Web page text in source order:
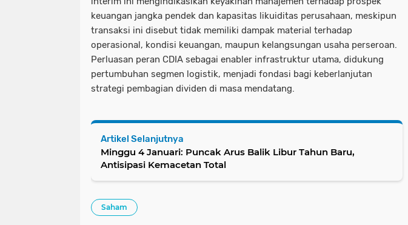
keuangan jangka pendek dan kapasitas likuiditas perusahaan, meskipun
transaksi ini disebut tidak memiliki dampak material terhadap
operasional, kondisi keuangan, maupun kelangsungan usaha perseroan.
Perluasan peran CDIA sebagai enabler infrastruktur utama, didukung
pertumbuhan segmen logistik, menjadi fondasi bagi keberlanjutan
strategi pembagian dividen di masa mendatang.
Artikel Selanjutnya
Minggu 4 Januari: Puncak Arus Balik Libur Tahun Baru,
Antisipasi Kemacetan Total
Saham